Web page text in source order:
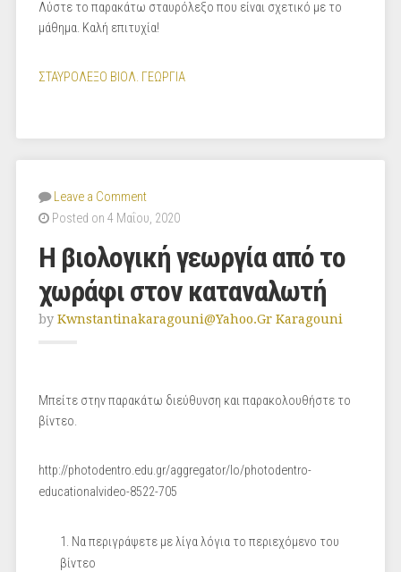
Λύστε το παρακάτω σταυρόλεξο που είναι σχετικό με το
μάθημα. Καλή επιτυχία!
ΣΤΑΥΡΟΛΕΞΟ ΒΙΟΛ. ΓΕΩΡΓΙΑ
Leave a Comment
Posted on 4 Μαΐου, 2020
Η βιολογική γεωργία από το
χωράφι στον καταναλωτή
by Kwnstantinakaragouni@yahoo.gr Karagouni
Μπείτε στην παρακάτω διεύθυνση και παρακολουθήστε το
βίντεο.
http://photodentro.edu.gr/aggregator/lo/photodentro-
educationalvideo-8522-705
Να περιγράψετε με λίγα λόγια το περιεχόμενο του
βίντεο